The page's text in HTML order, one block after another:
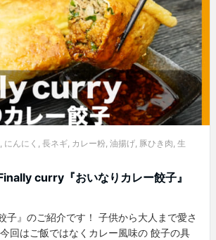
にんにく 長ネギ カレー粉 油揚げ 豚ひき肉 生
curry『おいなりカレー餃子』
子』のご紹介です！ 子供から大人まで愛さ
回はご飯ではなくカレー風味の 餃子の具